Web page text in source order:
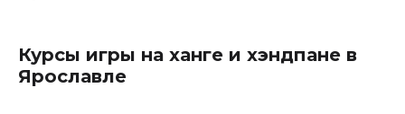
Курсы игры на ханге и хэндпане в
Ярославле